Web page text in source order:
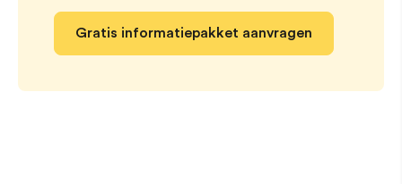
Gratis informatiepakket aanvragen